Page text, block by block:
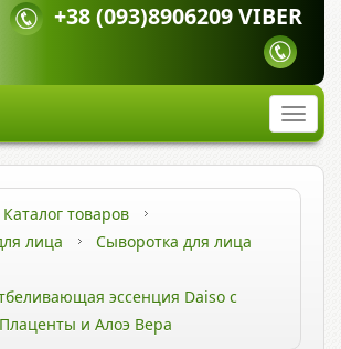
+38 (093)8906209 VIBER
Каталог товаров
лица
Сыворотка для лица
эссенция Daiso с
и Алоэ Вера